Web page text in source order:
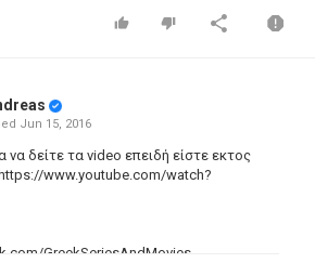
Jun 15, 2016
δείτε τα video επειδή είστε εκτος
www.youtube.com/watch?
GreekSeriesAndMovies